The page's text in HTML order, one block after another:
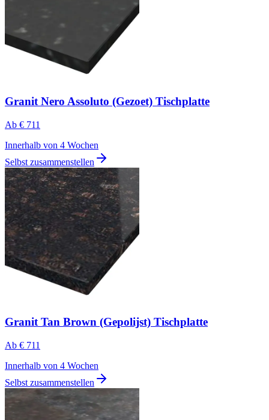
Granit Nero Assoluto (Gezoet) Tischplatte
Ab € 711
Innerhalb von 4 Wochen
Selbst zusammenstellen
Granit Tan Brown (Gepolijst) Tischplatte
Ab € 711
Innerhalb von 4 Wochen
Selbst zusammenstellen